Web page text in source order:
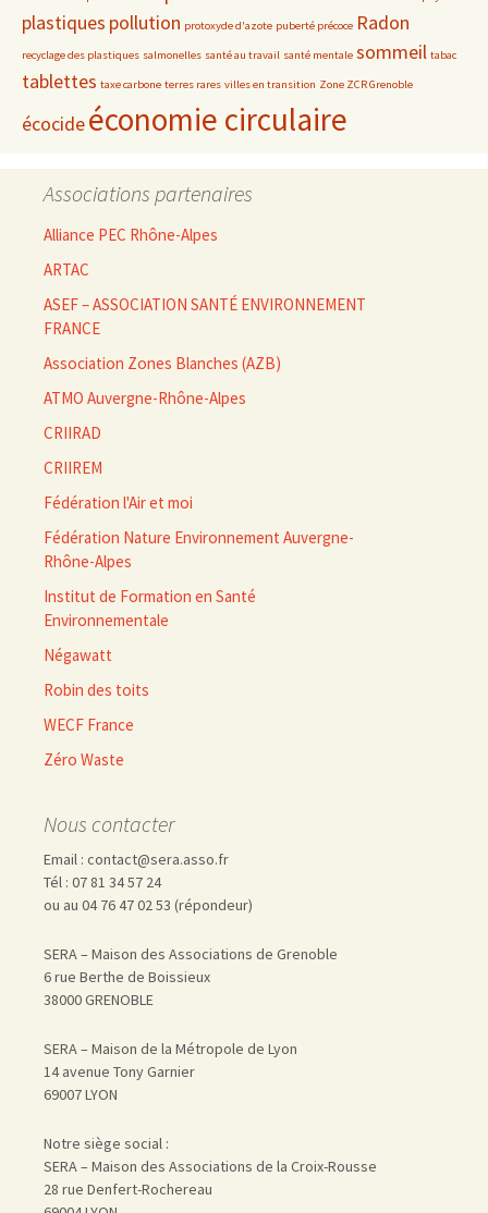
plastiques pollution protoxyde d'azote puberté précoce Radon
recyclage des plastiques salmonelles santé au travail santé mentale sommeil tabac
tablettes taxe carbone terres rares villes en transition Zone ZCR Grenoble
écocideéconomie circulaire
Associations partenaires
Alliance PEC Rhône-Alpes
ARTAC
ASEF – ASSOCIATION SANTÉ ENVIRONNEMENT
FRANCE
Association Zones Blanches (AZB)
ATMO Auvergne-Rhône-Alpes
CRIIRAD
CRIIREM
Fédération l'Air et moi
Fédération Nature Environnement Auvergne-
Rhône-Alpes
Institut de Formation en Santé
Environnementale
Négawatt
Robin des toits
WECF France
Zéro Waste
Nous contacter
Email : contact@sera.asso.fr
Tél : 07 81 34 57 24
ou au 04 76 47 02 53 (répondeur)
SERA – Maison des Associations de Grenoble
6 rue Berthe de Boissieux
38000 GRENOBLE
SERA – Maison de la Métropole de Lyon
14 avenue Tony Garnier
69007 LYON
Notre siège social :
SERA – Maison des Associations de la Croix-Rousse
28 rue Denfert-Rochereau